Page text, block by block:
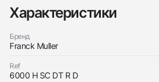
Характеристики
Бренд
Franck Muller
Ref
6000 H SC DT R D
Новые
$28,350